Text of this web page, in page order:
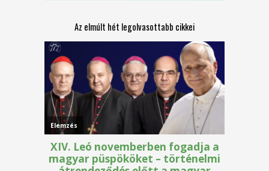
Az elmúlt hét legolvasottabb cikkei